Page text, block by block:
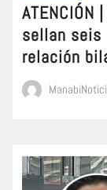
sellan seis
relación